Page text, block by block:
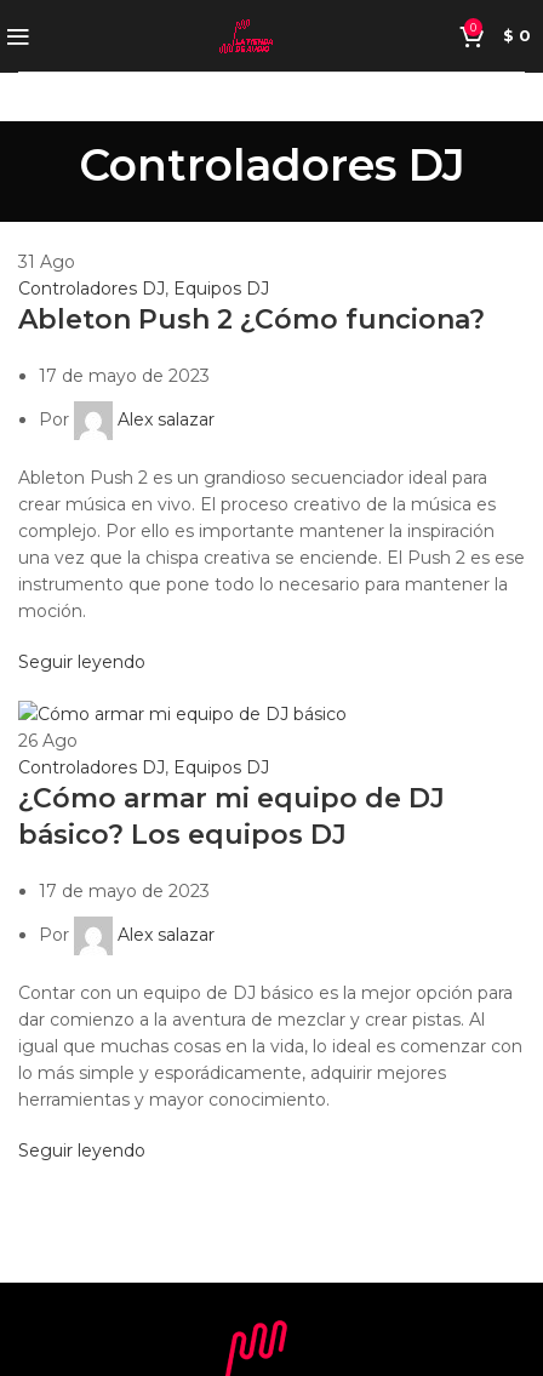
0 $ 0
Controladores DJ
31 Ago
Controladores DJ, Equipos DJ
Ableton Push 2 ¿Cómo funciona?
17 de mayo de 2023
Por
Alex salazar
Ableton Push 2 es un grandioso secuenciador ideal para
crear música en vivo. El proceso creativo de la música es
complejo. Por ello es importante mantener la inspiración
una vez que la chispa creativa se enciende. El Push 2 es ese
instrumento que pone todo lo necesario para mantener la
moción.
Seguir leyendo
26 Ago
Controladores DJ, Equipos DJ
¿Cómo armar mi equipo de DJ
básico? Los equipos DJ
17 de mayo de 2023
Por
Alex salazar
Contar con un equipo de DJ básico es la mejor opción para
dar comienzo a la aventura de mezclar y crear pistas. Al
igual que muchas cosas en la vida, lo ideal es comenzar con
lo más simple y esporádicamente, adquirir mejores
herramientas y mayor conocimiento.
Seguir leyendo